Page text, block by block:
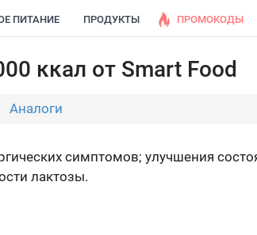
ПИТАНИЕ ПРОДУКТЫ ПРОМОКОДЫ
ккал от Smart Food
Аналоги
симптомов; улучшения
лактозы.